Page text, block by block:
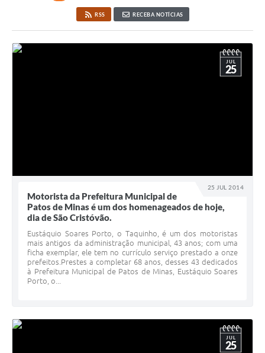
RSS RECEBA NOTÍCIAS
25 JUL 2014
JUL
25
Motorista da Prefeitura Municipal de
Patos de Minas é um dos homenageados de hoje,
dia de São Cristóvão.
Eustáquio Soares Porto, o Taquinho, é um dos motoristas
mais antigos da administração municipal, 43 anos; com uma
ficha exemplar, ele tem no currículo serviço prestado a onze
prefeitos.Prestes a completar 68 anos, desses 43 dedicados
à Prefeitura Municipal de Patos de Minas, Eustáquio Soares
Porto, o...
JUL
25